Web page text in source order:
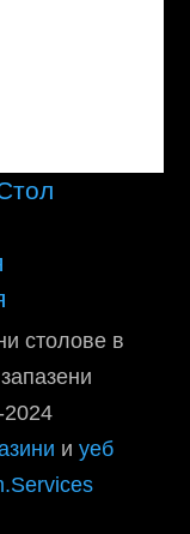
столове в
2024
и уеб